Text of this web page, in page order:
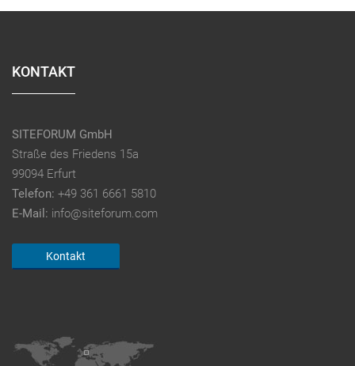
KONTAKT
SITEFORUM GmbH
Straße des Friedens 15a
99094 Erfurt
Telefon: +49 361 6661 5810
E-Mail: info@siteforum.com
Kontakt